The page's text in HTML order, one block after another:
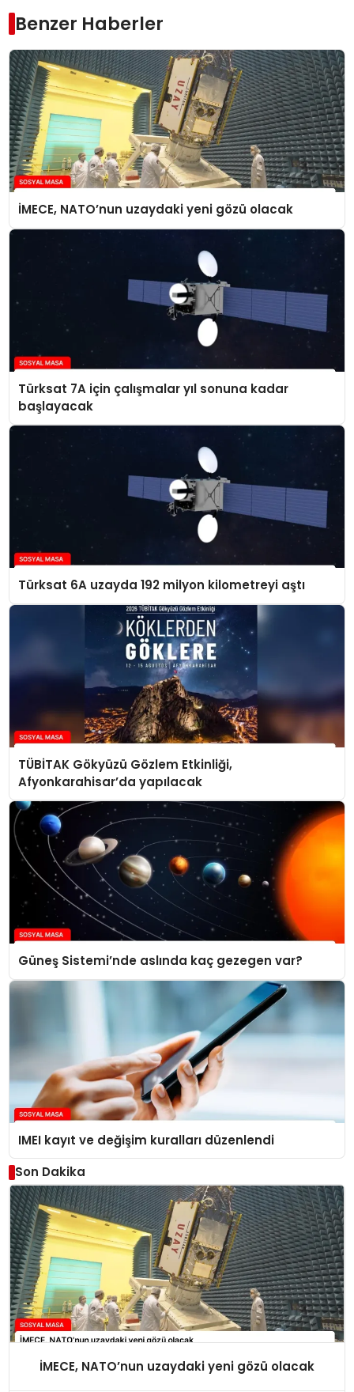
Benzer Haberler
İMECE, NATO’nun uzaydaki yeni gözü olacak
Türksat 7A için çalışmalar yıl sonuna kadar
başlayacak
Türksat 6A uzayda 192 milyon kilometreyi aştı
TÜBİTAK Gökyüzü Gözlem Etkinliği,
Afyonkarahisar’da yapılacak
Güneş Sistemi’nde aslında kaç gezegen var?
IMEI kayıt ve değişim kuralları düzenlendi
Son Dakika
İMECE, NATO’nun uzaydaki yeni gözü olacak